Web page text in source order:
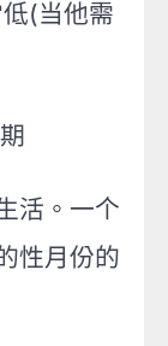
(当他需
活。一个
性月份的